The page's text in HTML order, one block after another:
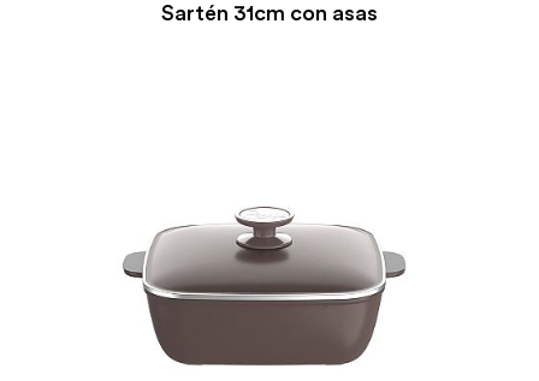
Sartén 31cm con asas